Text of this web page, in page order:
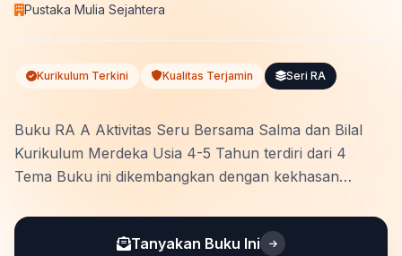
Pustaka Mulia Sejahtera
Kurikulum Terkini Kualitas Terjamin Seri RA
Buku RA A Aktivitas Seru Bersama Salma dan Bilal
Kurikulum Merdeka Usia 4-5 Tahun terdiri dari 4
Tema Buku ini dikembangkan dengan kekhasan
Project Base Learning (Pembelajaran Berbasis Projek).
- Pendekatan STEAM and Loose …
Tanyakan Buku Ini